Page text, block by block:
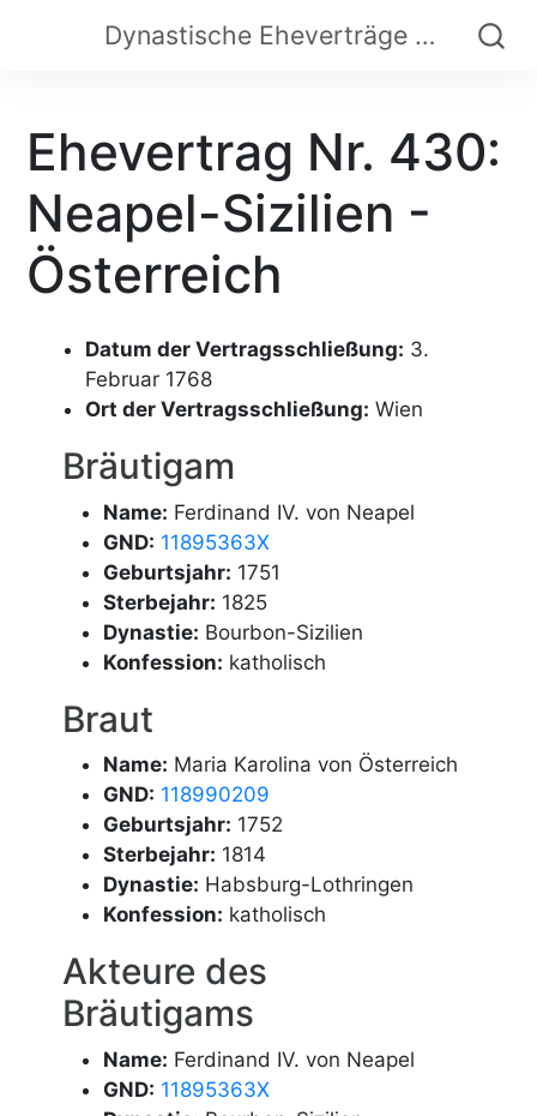
Dynastische Eheverträge der Frühen Neuzeit
Ehevertrag Nr. 430:
Neapel-Sizilien -
Österreich
Datum der Vertragsschließung: 3.
Februar 1768
Ort der Vertragsschließung: Wien
Bräutigam
Name: Ferdinand IV. von Neapel
GND: 11895363X
Geburtsjahr: 1751
Sterbejahr: 1825
Dynastie: Bourbon-Sizilien
Konfession: katholisch
Braut
Name: Maria Karolina von Österreich
GND: 118990209
Geburtsjahr: 1752
Sterbejahr: 1814
Dynastie: Habsburg-Lothringen
Konfession: katholisch
Akteure des
Bräutigams
Name: Ferdinand IV. von Neapel
GND: 11895363X